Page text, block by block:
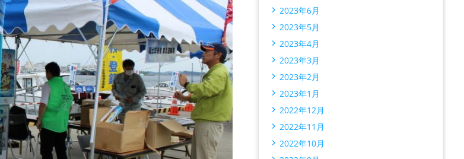
2023年6月
2023年5月
2023年4月
2023年3月
2023年2月
2023年1月
2022年12月
2022年11月
2022年10月